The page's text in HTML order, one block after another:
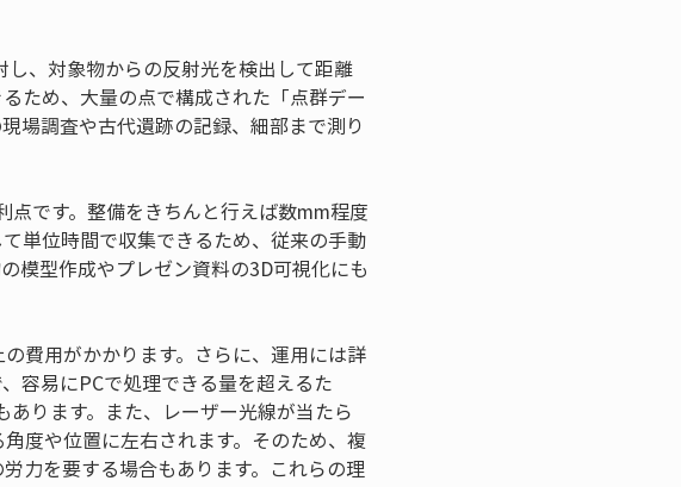
、対象物からの反射光を検出して距離
ため、大量の点で構成された「点群デー
場調査や古代遺跡の記録、細部まで測り
です。整備をきちんと行えば数mm程度
単位時間で収集できるため、従来の手動
模型作成やプレゼン資料の3D可視化にも
費用がかかります。さらに、運用には詳
容易にPCで処理できる量を超えるた
ります。また、レーザー光線が当たら
度や位置に左右されます。そのため、複
力を要する場合もあります。これらの理